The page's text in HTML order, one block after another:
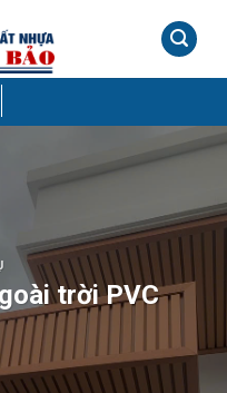
trời PVC